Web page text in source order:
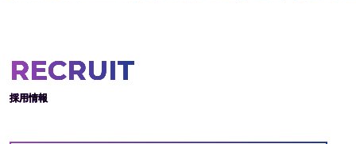
RECRUIT
採用情報